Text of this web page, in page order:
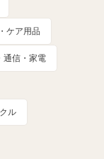
ケア用品
通信・家電
ル